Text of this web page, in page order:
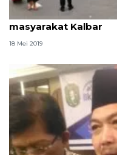
Mudik gratis Perum
masyarakat Kalbar
18 Mei 2019